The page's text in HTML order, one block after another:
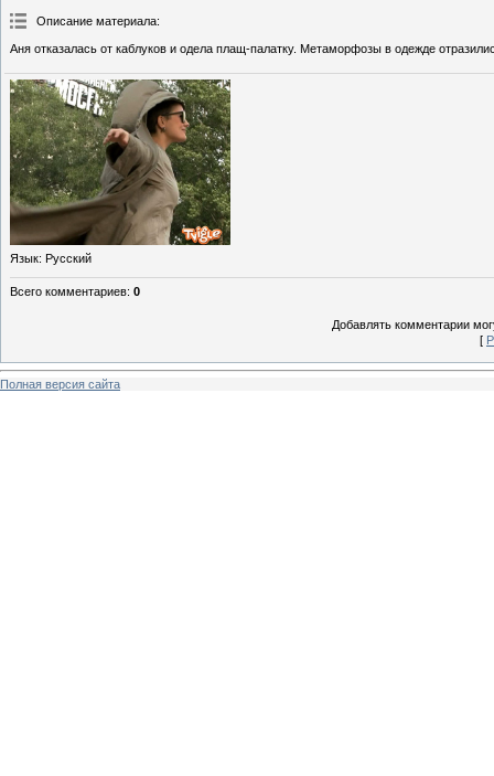
Описание материала:
Аня отказалась от каблуков и одела плащ-палатку. Метаморфозы в одежде
Язык: Русский
Всего комментариев: 0
Добавлять комментарии
[
Полная версия сайта